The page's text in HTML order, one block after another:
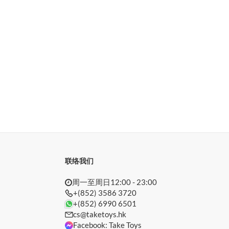
联络我们
周一至周日12:00 - 23:00
+(852) 3586 3720
+(852) 6990 6501
cs@taketoys.hk
Facebook: Take Toys